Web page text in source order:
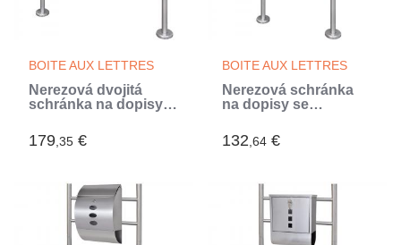
BOITE AUX LETTRES
Nerezová dvojitá
schránka na dopisy
179,35 €
BOITE AUX LETTRES
Nerezová schránka
na dopisy se
132,64 €